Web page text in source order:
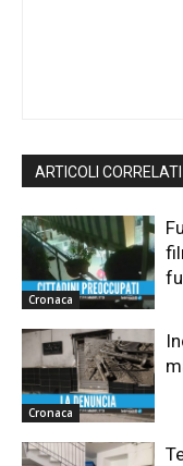
ARTICOLI CORRELATI
Cronaca
Cronaca